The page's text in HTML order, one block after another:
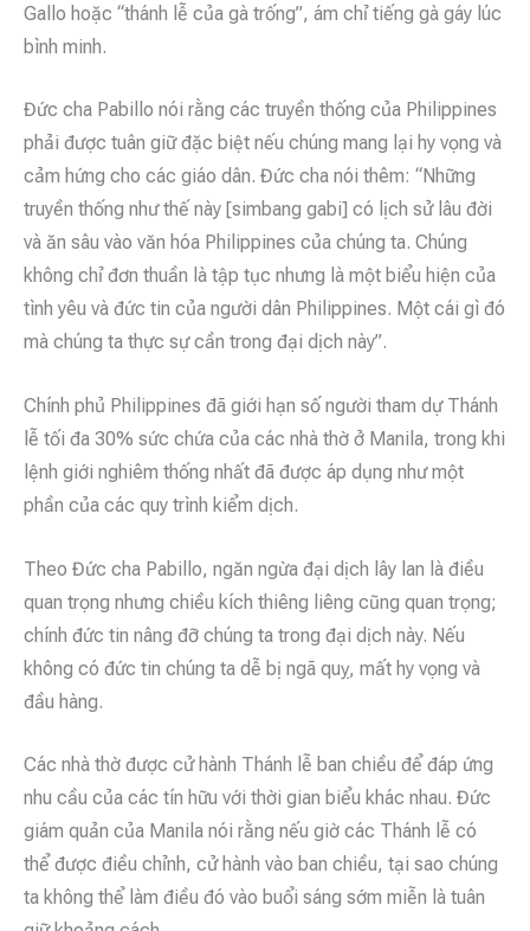
Gallo hoặc “thánh lễ của gà trống”, ám chỉ tiếng gà gáy lúc
bình minh.
Đức cha Pabillo nói rằng các truyền thống của Philippines
phải được tuân giữ đặc biệt nếu chúng mang lại hy vọng và
cảm hứng cho các giáo dân. Đức cha nói thêm: “Những
truyền thống như thế này [simbang gabi] có lịch sử lâu đời
và ăn sâu vào văn hóa Philippines của chúng ta. Chúng
không chỉ đơn thuần là tập tục nhưng là một biểu hiện của
tình yêu và đức tin của người dân Philippines. Một cái gì đó
mà chúng ta thực sự cần trong đại dịch này”.
Chính phủ Philippines đã giới hạn số người tham dự Thánh
lễ tối đa 30% sức chứa của các nhà thờ ở Manila, trong khi
lệnh giới nghiêm thống nhất đã được áp dụng như một
phần của các quy trình kiểm dịch.
Theo Đức cha Pabillo, ngăn ngừa đại dịch lây lan là điều
quan trọng nhưng chiều kích thiêng liêng cũng quan trọng;
chính đức tin nâng đỡ chúng ta trong đại dịch này. Nếu
không có đức tin chúng ta dễ bị ngã quỵ, mất hy vọng và
đầu hàng.
Các nhà thờ được cử hành Thánh lễ ban chiều để đáp ứng
nhu cầu của các tín hữu với thời gian biểu khác nhau. Đức
giám quản của Manila nói rằng nếu giờ các Thánh lễ có
thể được điều chỉnh, cử hành vào ban chiều, tại sao chúng
ta không thể làm điều đó vào buổi sáng sớm miễn là tuân